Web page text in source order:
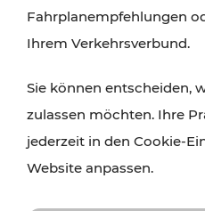
Fahrplanempfehlungen
Ihrem Verkehrsverbund.
Sie können entscheiden,
zulassen möchten. Ihre
jederzeit in den Cookie-
Website anpassen.